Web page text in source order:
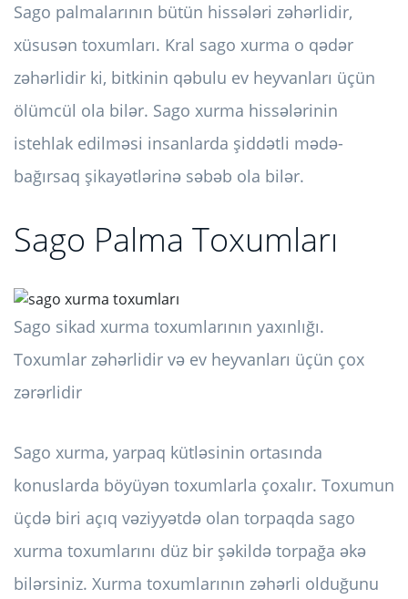
Sago palmalarının bütün hissələri zəhərlidir,
xüsusən toxumları. Kral sago xurma o qədər
zəhərlidir ki, bitkinin qəbulu ev heyvanları üçün
ölümcül ola bilər. Sago xurma hissələrinin
istehlak edilməsi insanlarda şiddətli mədə-
bağırsaq şikayətlərinə səbəb ola bilər.
Sago Palma Toxumları
Sago sikad xurma toxumlarının yaxınlığı.
Toxumlar zəhərlidir və ev heyvanları üçün çox
zərərlidir
Sago xurma, yarpaq kütləsinin ortasında
konuslarda böyüyən toxumlarla çoxalır. Toxumun
üçdə biri açıq vəziyyətdə olan torpaqda sago
xurma toxumlarını düz bir şəkildə torpağa əkə
bilərsiniz. Xurma toxumlarının zəhərli olduğunu